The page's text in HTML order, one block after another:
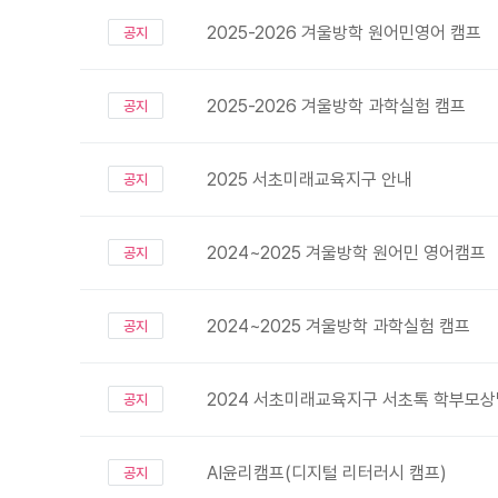
공지 2025-2026 겨울방학 원어민영어 캠프
공지 2025-2026 겨울방학 과학실험 캠프
공지 2025 서초미래교육지구 안내
공지 2024~2025 겨울방학 원어민 영어캠프
공지 2024~2025 겨울방학 과학실험 캠프
공지 2024 서초미래교육지구 서초톡 학부모
공지 AI윤리캠프(디지털 리터러시 캠프)